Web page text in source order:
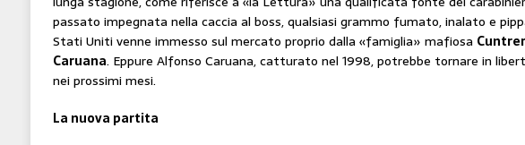
passato impegnata nella caccia al boss, qualsiasi grammo fumato, inalato e
Stati Uniti venne immesso sul mercato proprio dalla «famiglia» mafiosa
Caruana. Eppure Alfonso Caruana, catturato nel 1998, potrebbe tornare in
nei prossimi mesi.
La nuova partita